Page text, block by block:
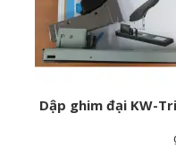
Dập ghim đại KW-